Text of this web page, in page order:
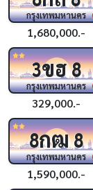
กรุงเทพมหานคร
1,680,000.-
3ขฮ8
กรุงเทพมหานคร
329,000.-
8กฒ8
กรุงเทพมหานคร
1,590,000.-